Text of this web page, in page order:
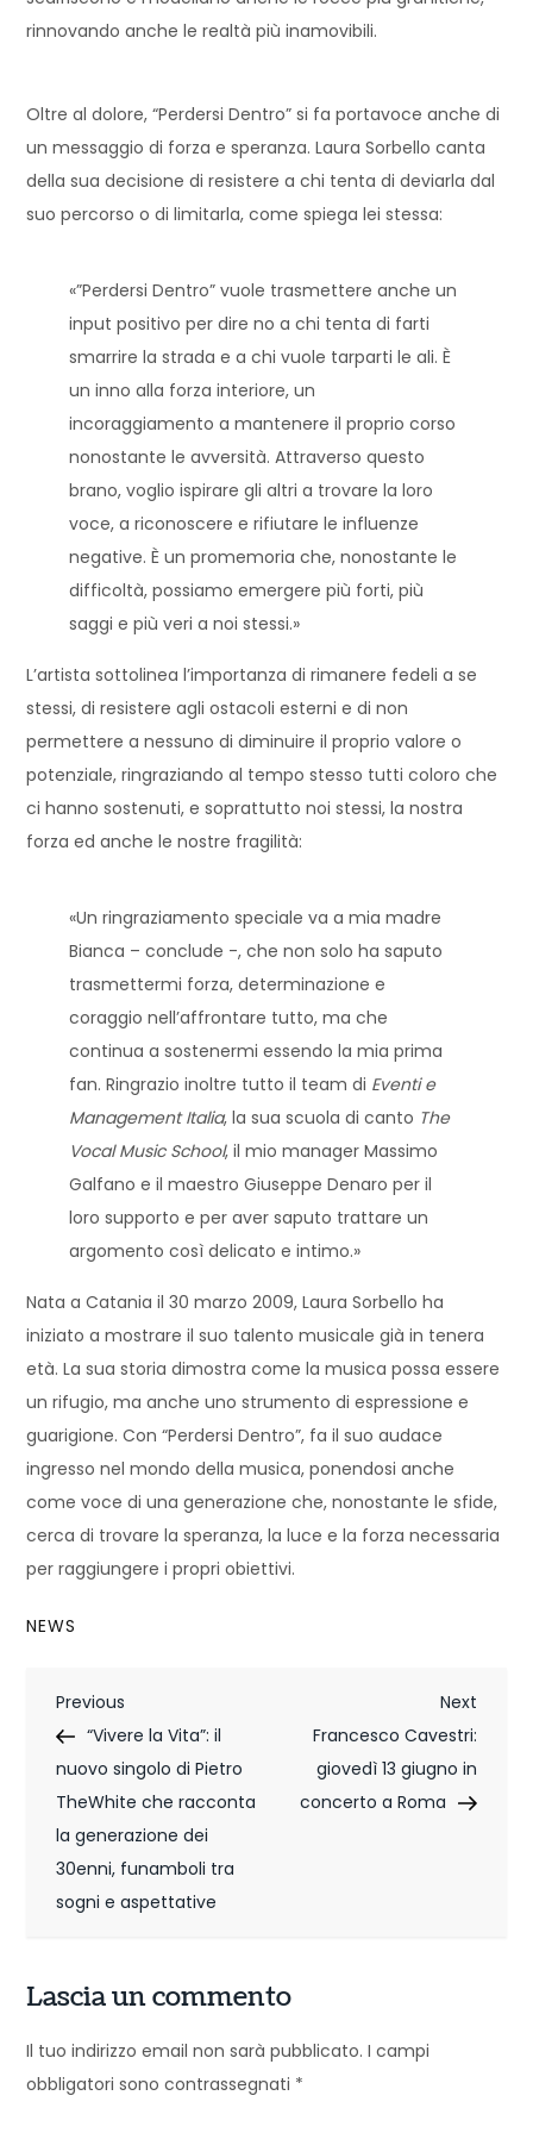
rinnovando anche le realtà più inamovibili.
Oltre al dolore, “Perdersi Dentro” si fa portavoce anche di
un messaggio di forza e speranza. Laura Sorbello canta
della sua decisione di resistere a chi tenta di deviarla dal
suo percorso o di limitarla, come spiega lei stessa:
«”Perdersi Dentro” vuole trasmettere anche un
input positivo per dire no a chi tenta di farti
smarrire la strada e a chi vuole tarparti le ali. È
un inno alla forza interiore, un
incoraggiamento a mantenere il proprio corso
nonostante le avversità. Attraverso questo
brano, voglio ispirare gli altri a trovare la loro
voce, a riconoscere e rifiutare le influenze
negative. È un promemoria che, nonostante le
difficoltà, possiamo emergere più forti, più
saggi e più veri a noi stessi.»
L’artista sottolinea l’importanza di rimanere fedeli a se
stessi, di resistere agli ostacoli esterni e di non
permettere a nessuno di diminuire il proprio valore o
potenziale, ringraziando al tempo stesso tutti coloro che
ci hanno sostenuti, e soprattutto noi stessi, la nostra
forza ed anche le nostre fragilità:
«Un ringraziamento speciale va a mia madre
Bianca – conclude -, che non solo ha saputo
trasmettermi forza, determinazione e
coraggio nell’affrontare tutto, ma che
continua a sostenermi essendo la mia prima
fan. Ringrazio inoltre tutto il team di Eventi e
Management Italia, la sua scuola di canto The
Vocal Music School, il mio manager Massimo
Galfano e il maestro Giuseppe Denaro per il
loro supporto e per aver saputo trattare un
argomento così delicato e intimo.»
Nata a Catania il 30 marzo 2009, Laura Sorbello ha
iniziato a mostrare il suo talento musicale già in tenera
età. La sua storia dimostra come la musica possa essere
un rifugio, ma anche uno strumento di espressione e
guarigione. Con “Perdersi Dentro”, fa il suo audace
ingresso nel mondo della musica, ponendosi anche
come voce di una generazione che, nonostante le sfide,
cerca di trovare la speranza, la luce e la forza necessaria
per raggiungere i propri obiettivi.
NEWS
N
a
v
i
g
z
o
Previous
Post
Previous
“Vivere la Vita”: il
nuovo singolo di Pietro
TheWhite che racconta
la generazione dei
30enni, funamboli tra
sogni e aspettative
Next
Post
Next
Francesco Cavestri:
giovedì 13 giugno in
concerto a Roma
Lascia un commento
Il tuo indirizzo email non sarà pubblicato. I campi
obbligatori sono contrassegnati *